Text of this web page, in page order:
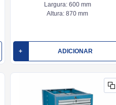
Largura: 600 mm
Altura: 870 mm
+ ADICIONAR